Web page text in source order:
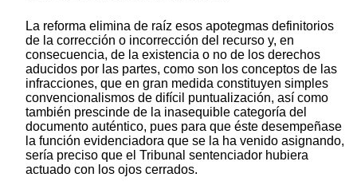
La reforma elimina de raíz esos apotegmas definitorios
de la corrección o incorrección del recurso y, en
consecuencia, de la existencia o no de los derechos
aducidos por las partes, como son los conceptos de las
infracciones, que en gran medida constituyen simples
convencionalismos de difícil puntualización, así como
también prescinde de la inasequible categoría del
documento auténtico, pues para que éste desempeñase
la función evidenciadora que se la ha venido asignando,
sería preciso que el Tribunal sentenciador hubiera
actuado con los ojos cerrados.